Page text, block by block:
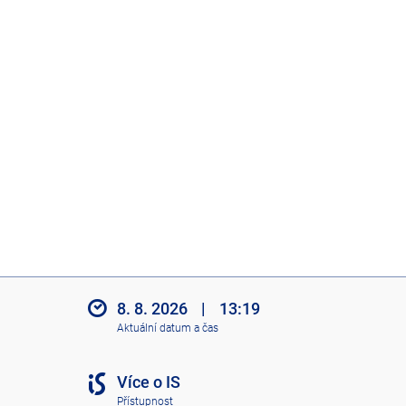
8. 8. 2026 | 13:19
Aktuální datum a čas
Více o IS
Přístupnost